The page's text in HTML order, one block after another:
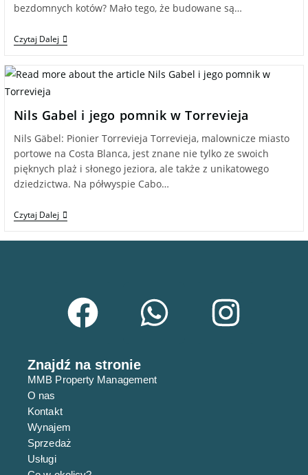
bezdomnych kotów? Mało tego, że budowane są…
Czytaj Dalej
Nils Gabel i jego pomnik w Torrevieja
Nils Gäbel: Pionier Torrevieja Torrevieja, malownicze miasto
portowe na Costa Blanca, jest znane nie tylko ze swoich
pięknych plaż i słonego jeziora, ale także z unikatowego
dziedzictwa. Na półwyspie Cabo…
Czytaj Dalej
Znajdź na stronie
MMB Property Management
O nas
Kontakt
Wynajem
Sprzedaż
Usługi